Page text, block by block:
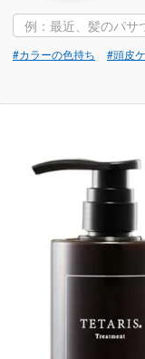
#カラーの色持ち #頭皮